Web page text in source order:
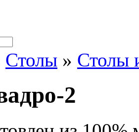
Столы » Столы
2